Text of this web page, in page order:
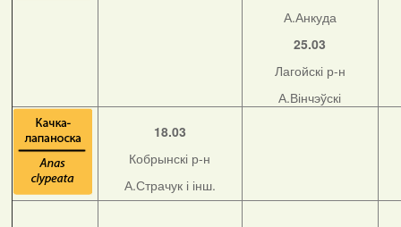
А.Анкуда
25.03
Лагойскі р-н
А.Вінчэўскі
18.03
Кобрынскі р-н
А.Страчук і інш.